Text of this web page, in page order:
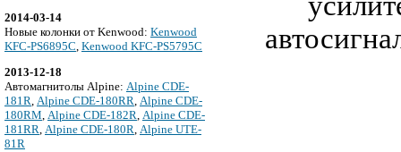
2014-03-14
Новые колонки от Kenwood: Kenwood
KFC-PS6895C, Kenwood KFC-PS5795C
2013-12-18
Автомагнитолы Alpine: Alpine CDE-
181R, Alpine CDE-180RR, Alpine CDE-
180RM, Alpine CDE-182R, Alpine CDE-
181RR, Alpine CDE-180R, Alpine UTE-
81R